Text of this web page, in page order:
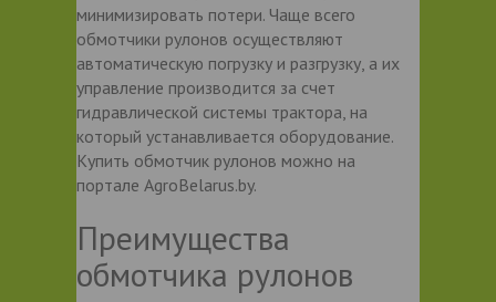
минимизировать потери. Чаще всего
обмотчики рулонов осуществляют
автоматическую погрузку и разгрузку, а их
управление производится за счет
гидравлической системы трактора, на
который устанавливается оборудование.
Купить обмотчик рулонов можно на
портале AgroBelarus.by.
Преимущества
обмотчика рулонов